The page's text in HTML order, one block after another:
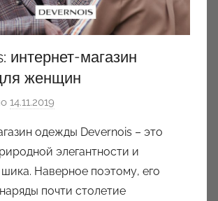
интернет-магазин
женщин
14.11.2019
т
о
р
о
одежды Devernois – это
элегантности и
Наверное поэтому, его
почти столетие